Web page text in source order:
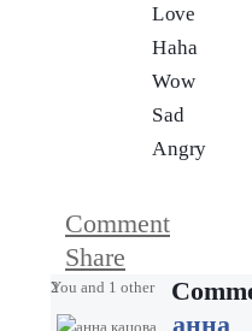
Love
Haha
Wow
Sad
Angry
Comment
Share
2
You and 1 other
анна